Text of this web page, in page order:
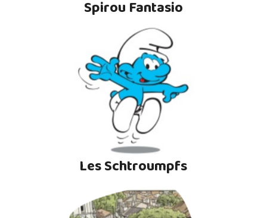
Spirou Fantasio
Les Schtroumpfs